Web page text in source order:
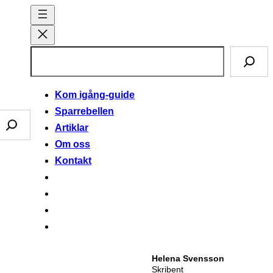
Kom igång-guide
Sparrebellen
Artiklar
Om oss
Kontakt
Helena Svensson
Skribent